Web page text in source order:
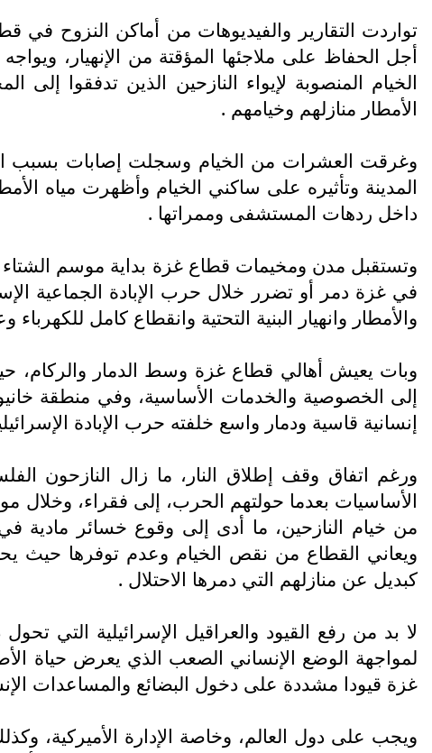
تواردت التقارير والفيديوهات من أماكن النزوح في
أجل الحفاظ على ملاجئها المؤقتة من الإنهيار،
الخيام المنصوبة لإيواء النازحين الذين تدفقوا
الأمطار منازلهم وخيامهم .
وغرقت العشرات من الخيام وسجلت إصابات بسبب
المدينة وتأثيره على ساكني الخيام وأظهرت مياه
داخل ردهات المستشفى وممراتها .
في غزة دمر أو تضرر خلال حرب الإبادة الجماعية
والأمطار وانهيار البنية التحتية وانقطاع كامل
وبات يعيش أهالي قطاع غزة وسط الدمار والركام،
إنسانية قاسية ودمار واسع خلفته حرب الإبادة
ورغم اتفاق وقف إطلاق النار، ما زال النازحون
الأساسيات بعدما حولتهم الحرب، إلى فقراء، وخلال
من خيام النازحين، ما أدى إلى وقوع خسائر مادية في
ويعاني القطاع من نقص الخيام وعدم توفرها حيث
كبديل عن منازلهم التي دمرها الاحتلال .
لا بد من رفع القيود والعراقيل الإسرائيلية التي
لمواجهة الوضع الإنساني الصعب الذي يعرض حياة
غزة قيودا مشددة على دخول البضائع والمساعدات الإنسانية، وخاصة مع تضرر نحو 92
ويجب على دول العالم، وخاصة الإدارة الأميركية،